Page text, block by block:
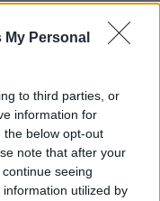
Personal
to third parties, or
information for
the below opt-out
note that after your
seeing
utilized by
τις
την
ουρλιάζει και
Αστυνομία